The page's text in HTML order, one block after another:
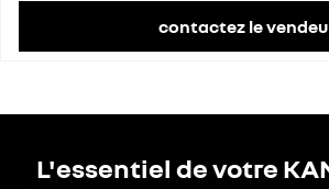
contactez le
L'essentiel de votre